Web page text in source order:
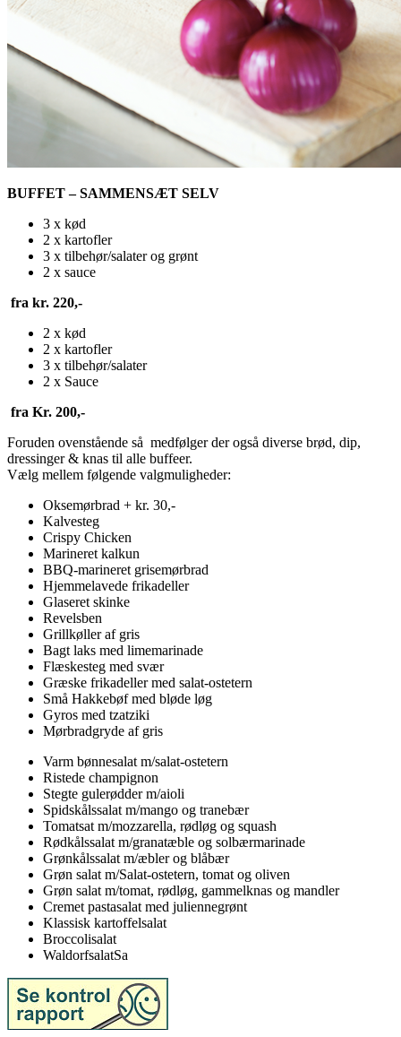
BUFFET – SAMMENSÆT SELV
3 x kød
2 x kartofler
3 x tilbehør/salater og grønt
2 x sauce
fra kr. 220,-
2 x kød
2 x kartofler
3 x tilbehør/salater
2 x Sauce
fra Kr. 200,-
Foruden ovenstående så medfølger der også diverse brød, dip,
dressinger & knas til alle buffeer.
Vælg mellem følgende valgmuligheder:
Oksemørbrad + kr. 30,-
Kalvesteg
Crispy Chicken
Marineret kalkun
BBQ-marineret grisemørbrad
Hjemmelavede frikadeller
Glaseret skinke
Revelsben
Grillkøller af gris
Bagt laks med limemarinade
Flæskesteg med svær
Græske frikadeller med salat-ostetern
Små Hakkebøf med bløde løg
Gyros med tzatziki
Mørbradgryde af gris
Varm bønnesalat m/salat-ostetern
Ristede champignon
Stegte gulerødder m/aioli
Spidskålssalat m/mango og tranebær
Tomatsat m/mozzarella, rødløg og squash
Rødkålssalat m/granatæble og solbærmarinade
Grønkålssalat m/æbler og blåbær
Grøn salat m/Salat-ostetern, tomat og oliven
Grøn salat m/tomat, rødløg, gammelknas og mandler
Cremet pastasalat med juliennegrønt
Klassisk kartoffelsalat
Broccolisalat
WaldorfsalatSa